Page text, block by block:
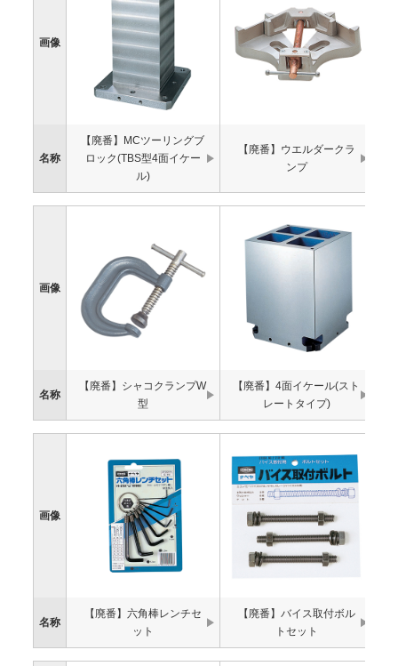
画像
名称
【廃番】MCツーリングブ
ロック(TBS型4面イケー
ル)
【廃番】ウエルダークラ
ンプ
画像
名称
【廃番】シャコクランプW
型
【廃番】4面イケール(スト
レートタイプ)
画像
名称
【廃番】六角棒レンチセ
ット
【廃番】バイス取付ボル
トセット